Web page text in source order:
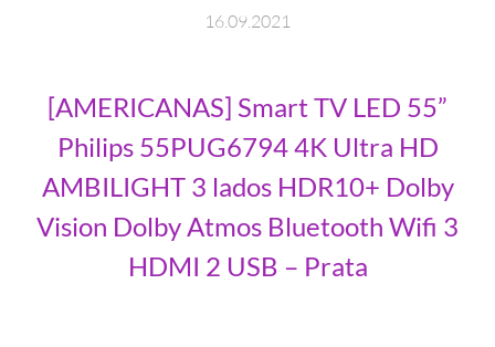
1609 2021
[AMERICANAS] Smart TV LED 55”
Philips 55PUG6794 4K Ultra HD
AMBILIGHT 3 lados HDR10+ Dolby
Vision Dolby Atmos Bluetooth Wifi 3
HDMI 2 USB – Prata